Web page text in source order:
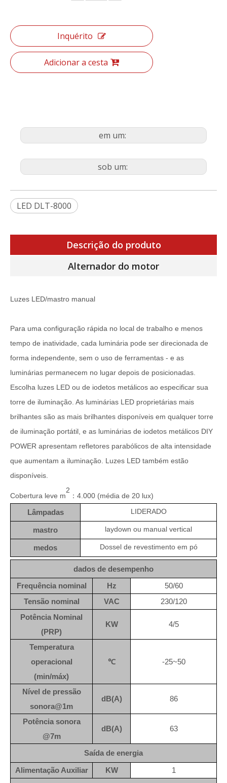
Inquérito
Adicionar a cesta
em um:
sob um:
LED DLT-8000
Descrição do produto
Alternador do motor
Luzes LED/mastro manual
Para uma configuração rápida no local de trabalho e menos
tempo de inatividade, cada luminária pode ser direcionada de
forma independente, sem o uso de ferramentas - e as
luminárias permanecem no lugar depois de posicionadas.
Escolha luzes LED ou de iodetos metálicos ao especificar sua
torre de iluminação. As luminárias LED proprietárias mais
brilhantes são as mais brilhantes disponíveis em qualquer torre
de iluminação portátil, e as luminárias de iodetos metálicos DIY
POWER apresentam refletores parabólicos de alta intensidade
que aumentam a iluminação. Luzes LED também estão
disponíveis.
Cobertura leve m
2
： 4.000 (média de 20 lux)
Lâmpadas LIDERADO
mastro laydown ou manual vertical
medos Dossel de revestimento em pó
dados de desempenho
Frequência nominal
Hz
50/60
Tensão nominal
VAC
230/120
Potência Nominal
(PRP)
KW 4/5
Temperatura
operacional
(min/máx)
℃ -25~50
Nível de pressão
sonora@1m
dB(A) 86
Potência sonora
@7m
dB(A) 63
Saída de energia
Alimentação Auxiliar
KW
1